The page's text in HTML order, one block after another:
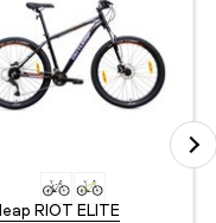
RIOT ELITE